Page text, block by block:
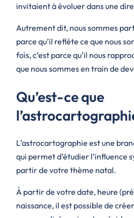
invitaient à évoluer dans une
Autrement dit, nous sommes
parce qu’il reflète ce que nous
fois, c’est parce qu’il nous
que nous sommes en train de
Qu’est-ce que
L’astrocartographie est une
qui permet d’étudier l’influence
partir de votre thème natal.
À partir de votre date, heure
naissance, il est possible de